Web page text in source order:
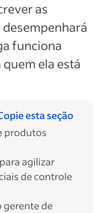
as
funciona
ela está
esta seção
produtos
agilizar
de controle
gerente de